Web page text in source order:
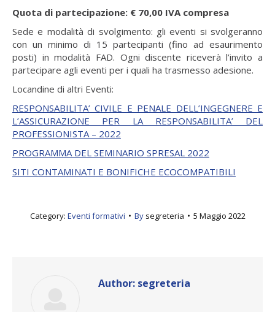
Quota di partecipazione: € 70,00 IVA compresa
Sede e modalità di svolgimento: gli eventi si svolgeranno
con un minimo di 15 partecipanti (fino ad esaurimento
posti) in modalità FAD. Ogni discente riceverà l’invito a
partecipare agli eventi per i quali ha trasmesso adesione.
Locandine di altri Eventi:
RESPONSABILITA’ CIVILE E PENALE DELL’INGEGNERE E
L’ASSICURAZIONE PER LA RESPONSABILITA’ DEL
PROFESSIONISTA – 2022
PROGRAMMA DEL SEMINARIO SPRESAL 2022
SITI CONTAMINATI E BONIFICHE ECOCOMPATIBILI
Category: Eventi formativi By segreteria 5 Maggio 2022
Author: segreteria